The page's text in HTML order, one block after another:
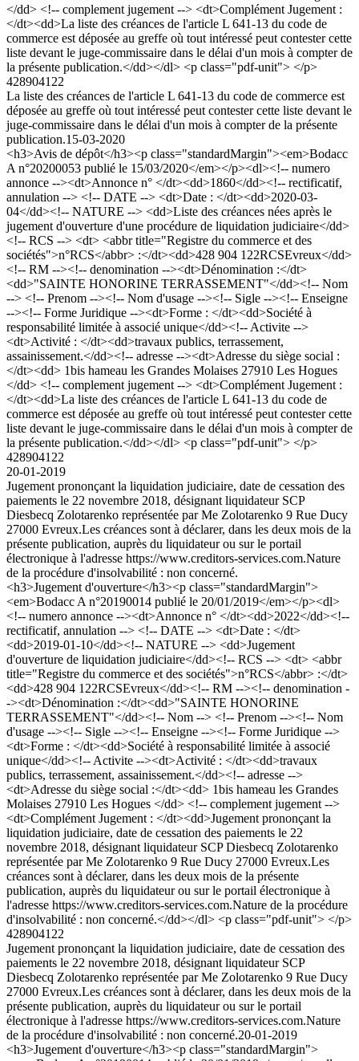
</dd> <!-- complement jugement --> <dt>Complément Jugement :
</dt><dd>La liste des créances de l'article L 641-13 du code de
commerce est déposée au greffe où tout intéressé peut contester cette
liste devant le juge-commissaire dans le délai d'un mois à compter de
la présente publication.</dd></dl> <p class="pdf-unit"> </p>
428904122
La liste des créances de l'article L 641-13 du code de commerce est
déposée au greffe où tout intéressé peut contester cette liste devant le
juge-commissaire dans le délai d'un mois à compter de la présente
publication.15-03-2020
<h3>Avis de dépôt</h3><p class="standardMargin"><em>Bodacc
A n°20200053 publié le 15/03/2020</em></p><dl><!-- numero
annonce --><dt>Annonce n° </dt><dd>1860</dd><!-- rectificatif,
annulation --> <!-- DATE --> <dt>Date : </dt><dd>2020-03-
04</dd><!-- NATURE --> <dd>Liste des créances nées après le
jugement d'ouverture d'une procédure de liquidation judiciaire</dd>
<!-- RCS --> <dt> <abbr title="Registre du commerce et des
sociétés">n°RCS</abbr> :</dt><dd>428 904 122RCSEvreux</dd>
<!-- RM --><!-- denomination --><dt>Dénomination :</dt>
<dd>"SAINTE HONORINE TERRASSEMENT"</dd><!-- Nom
--> <!-- Prenom --><!-- Nom d'usage --><!-- Sigle --><!-- Enseigne
--><!-- Forme Juridique --><dt>Forme : </dt><dd>Société à
responsabilité limitée à associé unique</dd><!-- Activite -->
<dt>Activité : </dt><dd>travaux publics, terrassement,
assainissement.</dd><!-- adresse --><dt>Adresse du siège social :
</dt><dd> 1bis hameau les Grandes Molaises 27910 Les Hogues
</dd> <!-- complement jugement --> <dt>Complément Jugement :
</dt><dd>La liste des créances de l'article L 641-13 du code de
commerce est déposée au greffe où tout intéressé peut contester cette
liste devant le juge-commissaire dans le délai d'un mois à compter de
la présente publication.</dd></dl> <p class="pdf-unit"> </p>
428904122
20-01-2019
Jugement prononçant la liquidation judiciaire, date de cessation des
paiements le 22 novembre 2018, désignant liquidateur SCP
Diesbecq Zolotarenko représentée par Me Zolotarenko 9 Rue Ducy
27000 Evreux.Les créances sont à déclarer, dans les deux mois de la
présente publication, auprès du liquidateur ou sur le portail
électronique à l'adresse https://www.creditors-services.com.Nature
de la procédure d'insolvabilité : non concerné.
<h3>Jugement d'ouverture</h3><p class="standardMargin">
<em>Bodacc A n°20190014 publié le 20/01/2019</em></p><dl>
<!-- numero annonce --><dt>Annonce n° </dt><dd>2022</dd><!--
rectificatif, annulation --> <!-- DATE --> <dt>Date : </dt>
<dd>2019-01-10</dd><!-- NATURE --> <dd>Jugement
d'ouverture de liquidation judiciaire</dd><!-- RCS --> <dt> <abbr
title="Registre du commerce et des sociétés">n°RCS</abbr> :</dt>
<dd>428 904 122RCSEvreux</dd><!-- RM --><!-- denomination -
-><dt>Dénomination :</dt><dd>"SAINTE HONORINE
TERRASSEMENT"</dd><!-- Nom --> <!-- Prenom --><!-- Nom
d'usage --><!-- Sigle --><!-- Enseigne --><!-- Forme Juridique -->
<dt>Forme : </dt><dd>Société à responsabilité limitée à associé
unique</dd><!-- Activite --><dt>Activité : </dt><dd>travaux
publics, terrassement, assainissement.</dd><!-- adresse -->
<dt>Adresse du siège social :</dt><dd> 1bis hameau les Grandes
Molaises 27910 Les Hogues </dd> <!-- complement jugement -->
<dt>Complément Jugement : </dt><dd>Jugement prononçant la
liquidation judiciaire, date de cessation des paiements le 22
novembre 2018, désignant liquidateur SCP Diesbecq Zolotarenko
représentée par Me Zolotarenko 9 Rue Ducy 27000 Evreux.Les
créances sont à déclarer, dans les deux mois de la présente
publication, auprès du liquidateur ou sur le portail électronique à
l'adresse https://www.creditors-services.com.Nature de la procédure
d'insolvabilité : non concerné.</dd></dl> <p class="pdf-unit"> </p>
428904122
Jugement prononçant la liquidation judiciaire, date de cessation des
paiements le 22 novembre 2018, désignant liquidateur SCP
Diesbecq Zolotarenko représentée par Me Zolotarenko 9 Rue Ducy
27000 Evreux.Les créances sont à déclarer, dans les deux mois de la
présente publication, auprès du liquidateur ou sur le portail
électronique à l'adresse https://www.creditors-services.com.Nature
de la procédure d'insolvabilité : non concerné.20-01-2019
<h3>Jugement d'ouverture</h3><p class="standardMargin">